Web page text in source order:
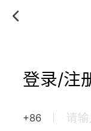
登录/注
+86